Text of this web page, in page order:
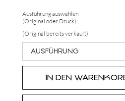
Ausführung auswählen
(Original oder Druck):
(Original bereits verkauft)